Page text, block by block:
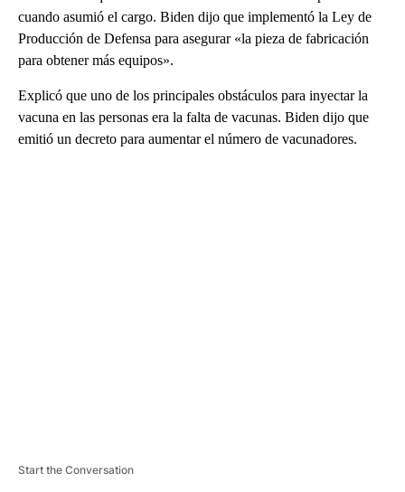
cuando asumió el cargo. Biden dijo que implementó la Ley de
Producción de Defensa para asegurar «la pieza de fabricación
para obtener más equipos».
Explicó que uno de los principales obstáculos para inyectar la
vacuna en las personas era la falta de vacunas. Biden dijo que
emitió un decreto para aumentar el número de vacunadores.
Start the Conversation